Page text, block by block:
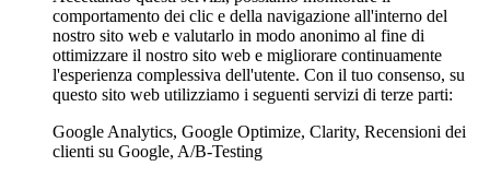
comportamento dei clic e della navigazione all'interno del
nostro sito web e valutarlo in modo anonimo al fine di
ottimizzare il nostro sito web e migliorare continuamente
l'esperienza complessiva dell'utente. Con il tuo consenso, su
questo sito web utilizziamo i seguenti servizi di terze parti:
Google Analytics, Google Optimize, Clarity, Recensioni dei
clienti su Google, A/B-Testing